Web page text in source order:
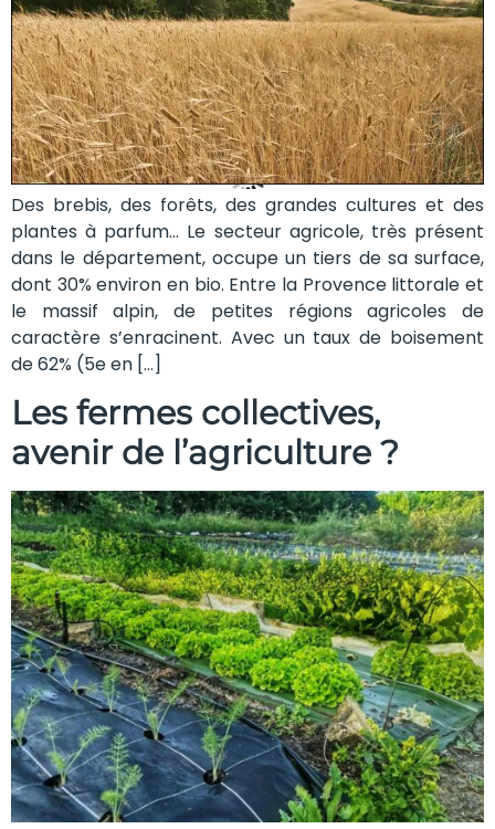
Des brebis, des forêts, des grandes cultures et des
plantes à parfum… Le secteur agricole, très présent
dans le département, occupe un tiers de sa surface,
dont 30% environ en bio. Entre la Provence littorale et
le massif alpin, de petites régions agricoles de
caractère s’enracinent. Avec un taux de boisement
de 62% (5e en […]
Les fermes collectives,
avenir de l’agriculture ?